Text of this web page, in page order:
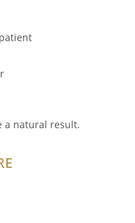
a natural result.